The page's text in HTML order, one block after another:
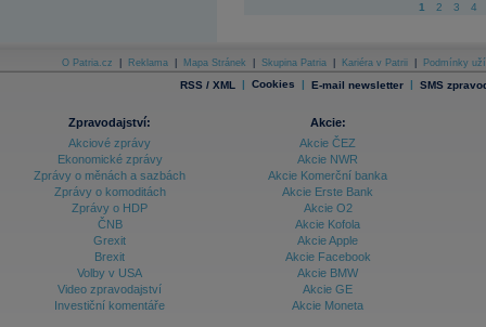
1 2 3 4
O Patria.cz Reklama Mapa Stránek Skupina Patria Kariéra v Patrii Podmínky
RSS / XML | Cookies | E-mail newsletter | SMS
Zpravodajství:
Akciové zprávy
Ekonomické zprávy
Zprávy o měnách a sazbách
Zprávy o komoditách
Zprávy o HDP
ČNB
Grexit
Brexit
Volby v USA
Video zpravodajství
Investiční komentáře
Akcie:
Akcie ČEZ
Akcie NWR
Akcie Komerční banka
Akcie Erste Bank
Akcie O2
Akcie Kofola
Akcie Apple
Akcie Facebook
Akcie BMW
Akcie GE
Akcie Moneta